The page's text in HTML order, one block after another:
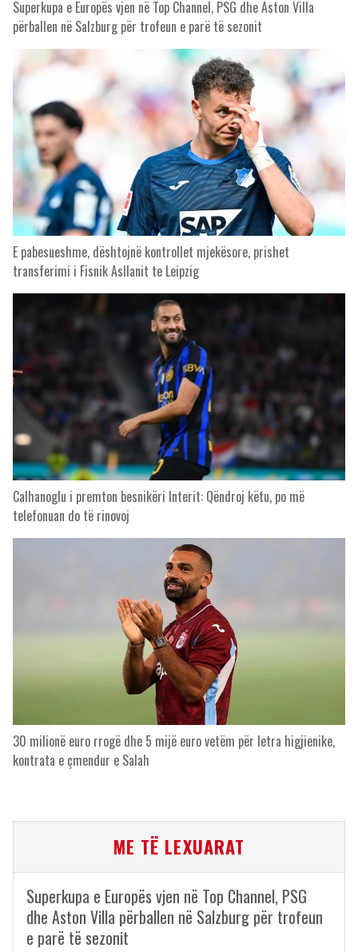
Superkupa e Europës vjen në Top Channel, PSG dhe Aston Villa
përballen në Salzburg për trofeun e parë të sezonit
E pabesueshme, dështojnë kontrollet mjekësore, prishet
transferimi i Fisnik Asllanit te Leipzig
Calhanoglu i premton besnikëri Interit: Qëndroj këtu, po më
telefonuan do të rinovoj
30 milionë euro rrogë dhe 5 mijë euro vetëm për letra higjienike,
kontrata e çmendur e Salah
ME TË LEXUARAT
Superkupa e Europës vjen në Top Channel, PSG
dhe Aston Villa përballen në Salzburg për trofeun
e parë të sezonit